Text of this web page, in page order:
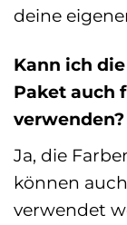
deine
Kann ich
Paket auch
verwenden?
Ja, die
können
verwendet